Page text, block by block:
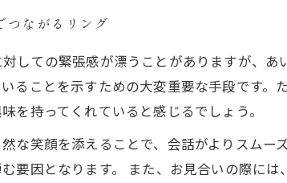
つながるリング
しての緊張感が漂うことがありますが、
ることを示すための大変重要な手段です
を持ってくれていると感じるでしょう。
な笑顔を添えることで、会話がよりスム
要因となります。 また、お見合いの際に